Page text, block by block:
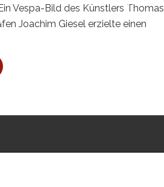
Vespa-Bild des Künstlers Thomas
Joachim Giesel erzielte einen